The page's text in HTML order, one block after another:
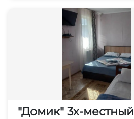
"Домик" 3х-местный